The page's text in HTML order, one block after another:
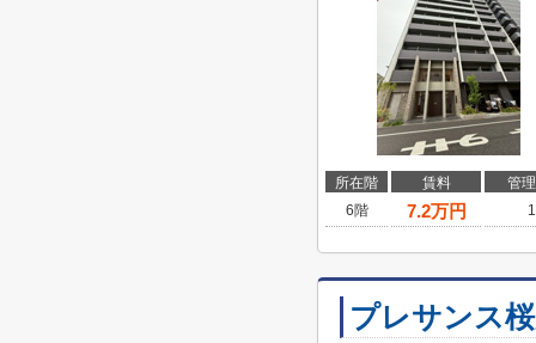
所在階 賃料
管
6階
7.2万円
プレサンス